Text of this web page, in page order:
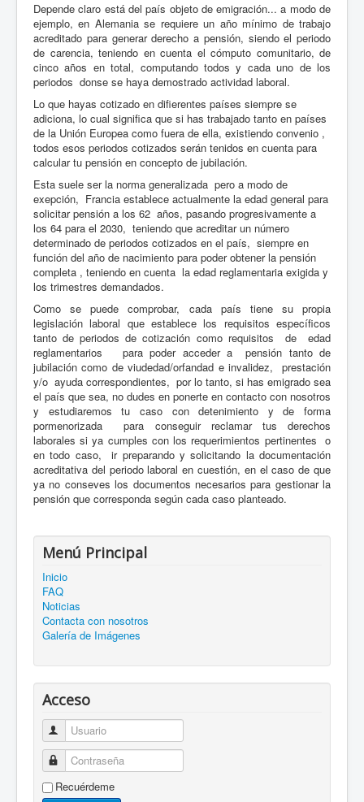
Depende claro está del país objeto de emigración... a modo de
ejemplo, en Alemania se requiere un año mínimo de trabajo
acreditado para generar derecho a pensión, siendo el periodo
de carencia, teniendo en cuenta el cómputo comunitario, de
cinco años en total, computando todos y cada uno de los
periodos donse se haya demostrado actividad laboral.
Lo que hayas cotizado en difierentes países siempre se
adiciona, lo cual significa que si has trabajado tanto en países
de la Unión Europea como fuera de ella, existiendo convenio ,
todos esos periodos cotizados serán tenidos en cuenta para
calcular tu pensión en concepto de jubilación.
Esta suele ser la norma generalizada pero a modo de
exepción, Francia establece actualmente la edad general para
solicitar pensión a los 62 años, pasando progresivamente a
los 64 para el 2030, teniendo que acreditar un número
determinado de periodos cotizados en el país, siempre en
función del año de nacimiento para poder obtener la pensión
completa , teniendo en cuenta la edad reglamentaria exigida y
los trimestres demandados.
Como se puede comprobar, cada país tiene su propia
legislación laboral que establece los requisitos específicos
tanto de periodos de cotización como requisitos de edad
reglamentarios para poder acceder a pensión tanto de
jubilación como de viudedad/orfandad e invalidez, prestación
y/o ayuda correspondientes, por lo tanto, si has emigrado sea
el país que sea, no dudes en ponerte en contacto con nosotros
y estudiaremos tu caso con detenimiento y de forma
pormenorizada para conseguir reclamar tus derechos
laborales si ya cumples con los requerimientos pertinentes o
en todo caso, ir preparando y solicitando la documentación
acreditativa del periodo laboral en cuestión, en el caso de que
ya no conseves los documentos necesarios para gestionar la
pensión que corresponda según cada caso planteado.
Menú Principal
Inicio
FAQ
Noticias
Contacta con nosotros
Galería de Imágenes
Acceso
Usuario
Contraseña
Recuérdeme